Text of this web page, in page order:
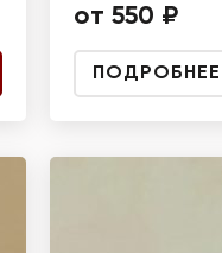
от 550 ₽
ПОДРОБНЕЕ